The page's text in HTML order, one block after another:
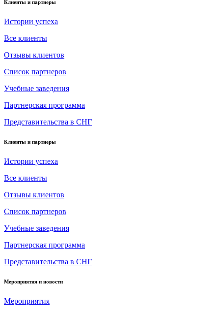
Клиенты и партнеры
Истории успеха
Все клиенты
Отзывы клиентов
Список партнеров
Учебные заведения
Партнерская программа
Представительства в СНГ
Клиенты и партнеры
Истории успеха
Все клиенты
Отзывы клиентов
Список партнеров
Учебные заведения
Партнерская программа
Представительства в СНГ
Мероприятия и новости
Мероприятия